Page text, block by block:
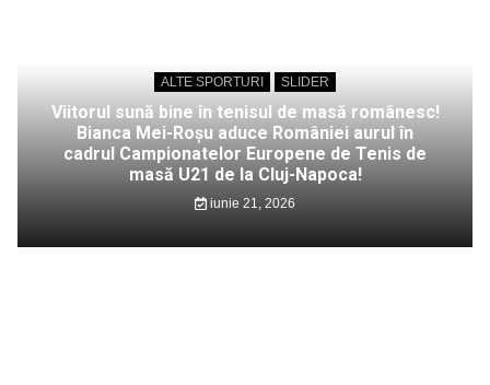
ALTE SPORTURI SLIDER
Viitorul sună bine în tenisul de masă românesc!
Bianca Mei-Roșu aduce României aurul în
cadrul Campionatelor Europene de Tenis de
masă U21 de la Cluj-Napoca!
iunie 21, 2026